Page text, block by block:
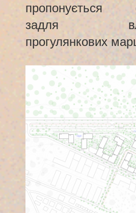
пропонується
задля
прогулянкових